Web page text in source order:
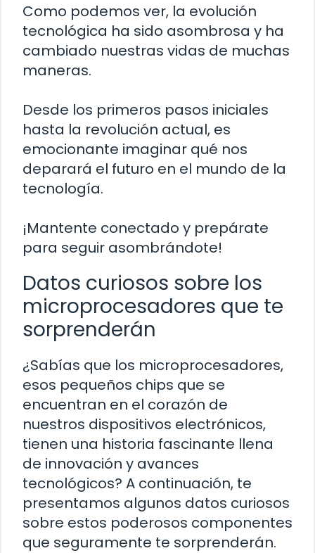
Como podemos ver, la evolución
tecnológica ha sido asombrosa y ha
cambiado nuestras vidas de muchas
maneras.
Desde los primeros pasos iniciales
hasta la revolución actual, es
emocionante imaginar qué nos
deparará el futuro en el mundo de la
tecnología.
¡Mantente conectado y prepárate
para seguir asombrándote!
Datos curiosos sobre los
microprocesadores que te
sorprenderán
¿Sabías que los microprocesadores,
esos pequeños chips que se
encuentran en el corazón de
nuestros dispositivos electrónicos,
tienen una historia fascinante llena
de innovación y avances
tecnológicos? A continuación, te
presentamos algunos datos curiosos
sobre estos poderosos componentes
que seguramente te sorprenderán.